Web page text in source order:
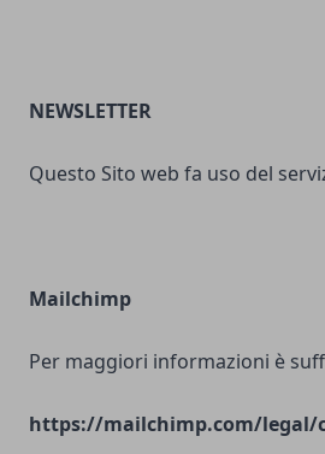
NEWSLETTER
Questo Sito web fa uso del
Mailchimp
Per maggiori informazioni è
https://mailchimp.com/legal/